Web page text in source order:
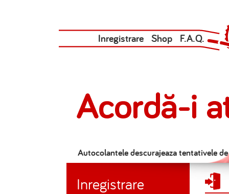
Inregistrare Shop F.A.Q.
Autocolantele descurajeaza tentativele
Inregistrare